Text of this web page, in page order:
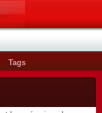
Tags